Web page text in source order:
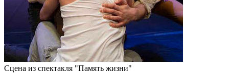
Сцена из спектакля "Память жизни"